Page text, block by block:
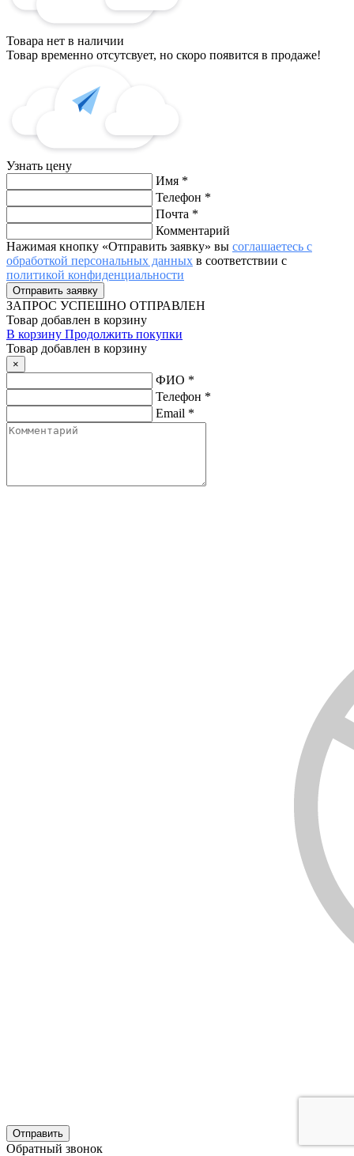
Товара нет в наличии
Товар временно отсутсвует, но скоро появится в продаже!
Узнать цену
Имя *
Телефон *
Почта *
Комментарий
Нажимая кнопку «Отправить заявку» вы соглашаетесь с
обработкой персональных данных в соответствии с
политикой конфиденциальности
ЗАПРОС УСПЕШНО ОТПРАВЛЕН
Товар добавлен в корзину
В корзину Продолжить покупки
Товар добавлен в корзину
×
ФИО *
Телефон *
Email *
Обратный звонок